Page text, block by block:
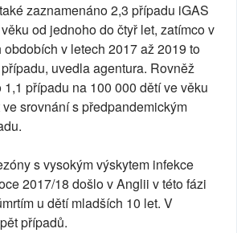
zaznamenáno 2,3 případu iGAS
od jednoho do čtyř let, zatímco v
v letech 2017 až 2019 to
uvedla agentura. Rovněž
případu na 100 000 dětí ve věku
srovnání s předpandemickým
s vysokým výskytem infekce
2017/18 došlo v Anglii v této fázi
u dětí mladších 10 let. V
případů.